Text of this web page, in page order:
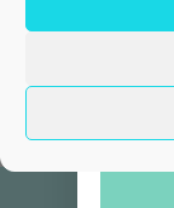
Email